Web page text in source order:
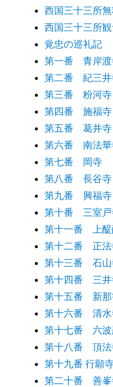
西国三十三所
西国三十三所
覚忠の巡礼記
第一番 青岸渡
第二番 紀三井
第三番 粉河寺
第四番 施福寺
第五番 葛井寺
第六番 南法華
第七番 岡寺
第八番 長谷寺
第九番 興福
第十番 三室戸
第十一番 上醍
第十二番 正法
第十三番 石山
第十四番 三井
第十五番 新那
第十六番 清水
第十七番 六波
第十八番 頂
第十九番 行願
第二十番 善峯